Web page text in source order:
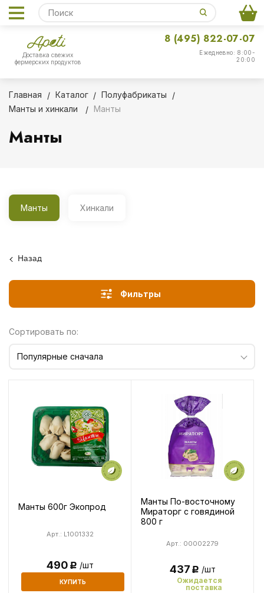
Доставка свежих
фермерских продуктов
Ежедневно: 8:00-
20:00
8 (495) 822-07-07
Главная Каталог
Полуфабрикаты
Манты и хинкали
Манты
Манты
Манты Хинкали
Назад
Фильтры
Сортировать по:
Популярные сначала
Манты 600г Экопрод
Арт.: L1001332
490Р /шт
КУПИТЬ
Манты По-восточному
Мираторг с говядиной
800 г
Арт.: 00002279
437Р /шт
Ожидается
поставка